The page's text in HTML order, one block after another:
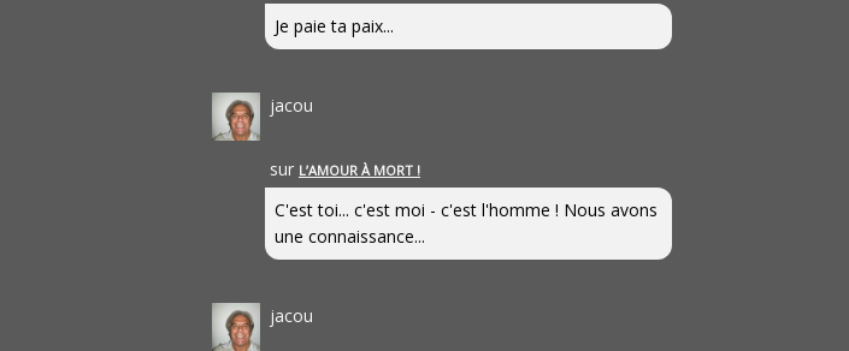
Je paie ta paix...
jacou
sur L’AMOUR À MORT !
C'est toi... c'est moi - c'est l'homme ! Nous avons
une connaissance...
jacou